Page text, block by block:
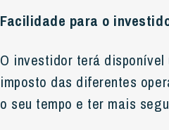
Facilidade para o
O investidor terá
imposto das diferentes
o seu tempo e ter mais